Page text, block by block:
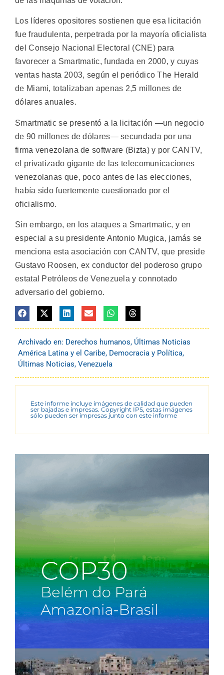
Los líderes opositores sostienen que esa licitación
fue fraudulenta, perpetrada por la mayoría oficialista
del Consejo Nacional Electoral (CNE) para
favorecer a Smartmatic, fundada en 2000, y cuyas
ventas hasta 2003, según el periódico The Herald
de Miami, totalizaban apenas 2,5 millones de
dólares anuales.
Smartmatic se presentó a la licitación —un negocio
de 90 millones de dólares— secundada por una
firma venezolana de software (Bizta) y por CANTV,
el privatizado gigante de las telecomunicaciones
venezolanas que, poco antes de las elecciones,
había sido fuertemente cuestionado por el
oficialismo.
Sin embargo, en los ataques a Smartmatic, y en
especial a su presidente Antonio Mugica, jamás se
menciona esta asociación con CANTV, que preside
Gustavo Roosen, ex conductor del poderoso grupo
estatal Petróleos de Venezuela y connotado
adversario del gobierno.
Archivado en: Derechos humanos, Últimas Noticias
América Latina y el Caribe, Democracia y Política,
Últimas Noticias, Venezuela
Este informe incluye imágenes de calidad que pueden
ser bajadas e impresas. Copyright IPS, estas imágenes
sólo pueden ser impresas junto con este informe